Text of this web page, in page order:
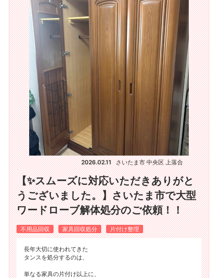
2026.02.11 さいたま市 中央区 上落合
【✨スムーズに対応いただきありがと
うございました。】さいたま市で大型
ワードローブ解体処分のご依頼！！
不用品回収 家具回収処分 片付け整理
長年大切に使われてきた
タンスを処分するのは、
単なる家具の片付け以上に、